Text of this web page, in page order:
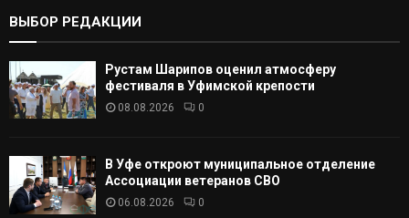
А
ВЫБОР РЕДАКЦИИ
Рустам Шарипов оценил атмосферу
фестиваля в Уфимской крепости
08.08.2026 0
В Уфе откроют муниципальное отделение
Ассоциации ветеранов СВО
06.08.2026 0